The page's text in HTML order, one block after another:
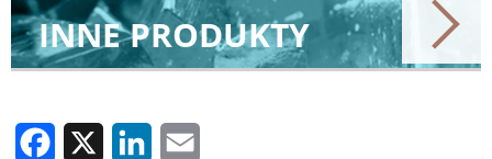
INNE PRODUKTY
Facebook LinkedIn